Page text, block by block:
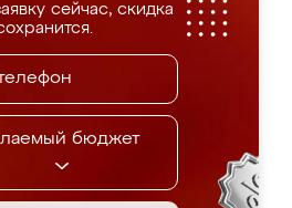
сейчас, скидка
бюджет